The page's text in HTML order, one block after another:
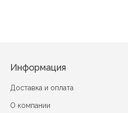
Информация
Доставка и оплата
О компании